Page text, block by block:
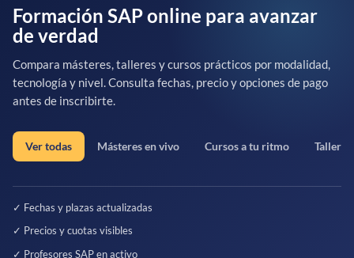
Formación SAP online para avanzar
de verdad
Compara másteres, talleres y cursos prácticos por modalidad,
tecnología y nivel. Consulta fechas, precio y opciones de pago
antes de inscribirte.
Ver todas Másteres en vivo Cursos a tu ritmo
✓ Fechas y plazas actualizadas
✓ Precios y cuotas visibles
✓ Profesores SAP en activo